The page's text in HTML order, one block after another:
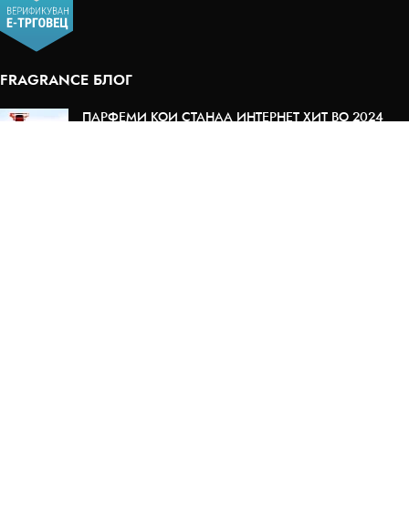
FRAGRANCE БЛОГ
ПАРФЕМИ КОИ СТАНАА ИНТЕРНЕТ ХИТ ВО 2024